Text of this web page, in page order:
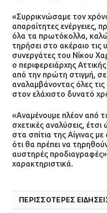
«Συρρικνώσαμε τον
απαραίτητες ενέργειες,
όλα τα πρωτόκολλα,
τηρήσει στο ακέραιο τις
συνεργάτες του Νίκου
ο περιφερειάρχης
από την πρώτη στιγμή,
αναλαμβάνοντας όλες
στον ελάχιστο δυνατό
«Αναμένουμε πλέον από
σχετικές αναλύσεις,
στα σπίτια της Αίγινας
ότι θα πρέπει να
αυστηρές
χαρακτηριστικά.
ΠΕΡΙΣΣΟΤΕΡΕΣ